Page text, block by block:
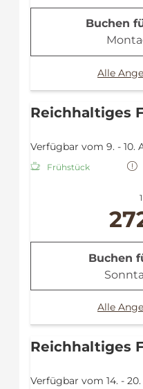
Dusche
Handtücher
Bademantel
Buchen
Alle
Reichhaltiges
Verfügbar vom 9. - 10.
Frühstück
Buchen
Alle
Reichhaltiges
Verfügbar vom 14. -